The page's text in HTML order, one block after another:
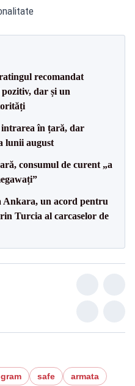
recomandat
dar și un
intrarea în țară, dar
lunii august
consumul de curent „a
Ankara, un acord pentru
Turcia al carcaselor de
safe armata